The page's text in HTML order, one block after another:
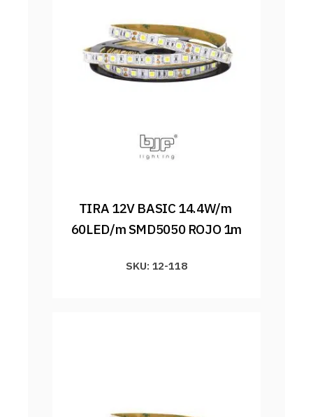
TIRA 12V BASIC 14.4W/m
60LED/m SMD5050 ROJO 1m
SKU: 12-118